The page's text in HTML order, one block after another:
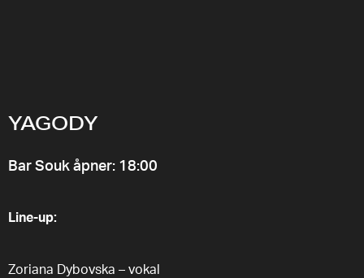
YAGODY
Bar Souk åpner: 18:00
Line-up:
Zoriana Dybovska – vokal